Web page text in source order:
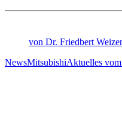
von Dr. Friedbert
NewsMitsubishiAktuelles